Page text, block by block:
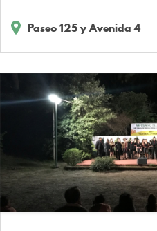
Paseo 125 y Avenida 4